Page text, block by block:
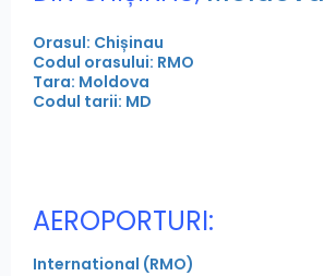
Orasul: Chișinau
Codul orasului: RMO
Tara: Moldova
Codul tarii: MD
AEROPORTURI:
International (RMO)